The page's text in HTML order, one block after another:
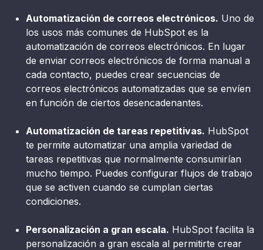
Automatización de correos electrónicos. Uno de
los usos más comunes de HubSpot es la
automatización de correos electrónicos. En lugar
de enviar correos electrónicos de forma manual a
cada contacto, puedes crear secuencias de
correos electrónicos automatizadas que se envíen
en función de ciertos desencadenantes.
Automatización de tareas repetitivas. HubSpot
te permite automatizar una amplia variedad de
tareas repetitivas que normalmente consumirían
mucho tiempo. Puedes configurar flujos de trabajo
que se activen cuando se cumplan ciertas
condiciones.
Personalización a gran escala. HubSpot facilita la
personalización a gran escala al permitirte crear